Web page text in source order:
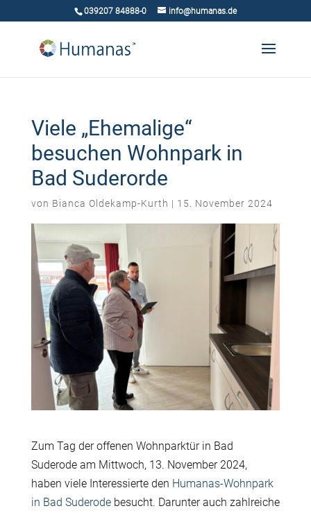
039207 84888-0 info@humanas.de
Viele „Ehemalige“
besuchen Wohnpark in
Bad Suderorde
von Bianca Oldekamp-Kurth | 15. November 2024
Zum Tag der offenen Wohnparktür in Bad
Suderode am Mittwoch, 13. November 2024,
haben viele Interessierte den Humanas-Wohnpark
in Bad Suderodebesucht. Darunter auch zahlreiche